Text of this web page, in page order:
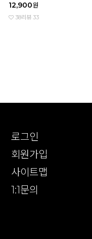
12,900원
38리뷰 33
로그인
회원가입
사이트맵
1:1문의